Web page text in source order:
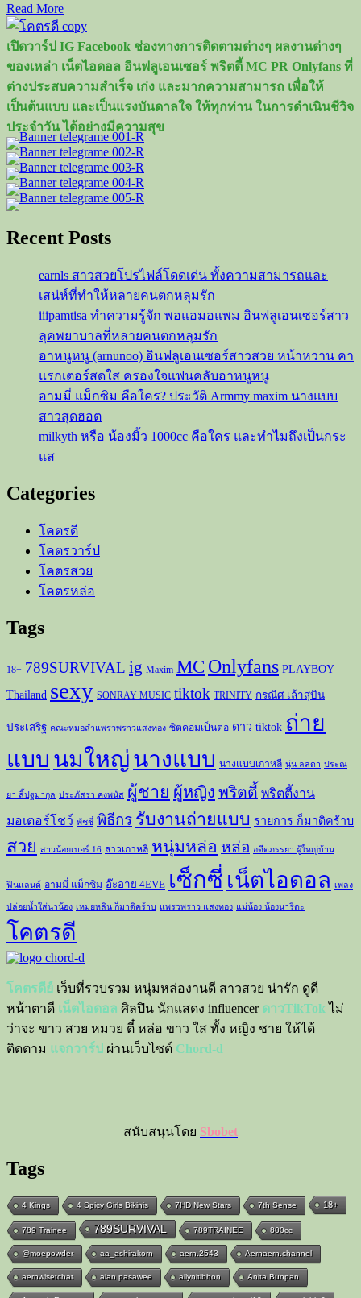
Read MoreRead
more
about
เปิด
วาร์
ป
ปี
ใหม่
ธารา
รัตน์
สาว
คน
ที่
กา
รัน
ตี
ได้
เลย
ว่า
เธอ
นั้น
เกิน
บรรยาย
เปิดวาร์ป IG Facebook ช่องทางการติดตามต่างๆ ผลงานต่างๆ
ของเหล่า เน็ตไอดอล อินฟลูเอนเซอร์ พริตตี้ MC PR Onlyfans ที่
ต่างประสบความสำเร็จ เก่ง และมากความสามารถ เพื่อให้
เป็นต้นแบบ และเป็นแรงบันดาลใจ ให้ทุกท่าน ในการดำเนินชีวิจ
ประจำวัน ได้อย่างมีความสุข
Recent Posts
earnls สาวสวยโปรไฟล์โดดเด่น ทั้งความสามารถและ
เสน่ห์ที่ทำให้หลายคนตกหลุมรัก
iiipamtisa ทำความรู้จัก พอแอมอแพม อินฟลูเอนเซอร์สาว
ลุคพยาบาลที่หลายคนตกหลุมรัก
อาหนูหนู (arnunoo) อินฟลูเอนเซอร์สาวสวย หน้าหวาน คา
แรกเตอร์สดใส ครองใจแฟนคลับอาหนูหนู
อามมี่ แม็กซิม คือใคร? ประวัติ Armmy maxim นางแบบ
สาวสุดฮอต
milkyth หรือ น้องมิ้ว 1000cc คือใคร และทำไมถึงเป็นกระ
แส
Categories
โคตรดี
โคตรวาร์ป
โคตรสวย
โคตรหล่อ
Tags
18+ 789SURVIVAL ig Maxim MC Onlyfans PLAYBOY
Thailand sexy SONRAY MUSIC tiktok TRINITY กรณิศ เล้าสุบิน
ประเสริฐ คณะหมอลำแพรวพราวแสงทอง ซิตคอมเป็นต่อ ดาว tiktok ถ่าย
แบบ นมใหญ่นางแบบ นางแบบเกาหลี นุ่น ลลดา ประณ
ยา ลี้ปฐมากุล ประภัสรา คงพนัส ผู้ชาย ผู้หญิง พริตตี้ พริตตี้งาน
มอเตอร์โชว์ พัชชี่ พิธีกร รับงานถ่ายแบบ รายการ ก็มาดิคร้าบ
สวย สาวน้อยเบอร์ 16 สาวเกาหลี หนุ่มหล่อ หล่อ อดีตภรรยา ผู้ใหญ่บ้าน
ฟินแลนด์ อามมี่ แม็กซิม อ๊ะอาย 4EVE เซ็กซี่ เน็ตไอดอล เพลง
ปล่อยน้ำใส่นาน้อง เหมยหลิน ก็มาดิคร้าบ แพรวพราว แสงทอง แม่น้อง น้องนาริตะ
โคตรดี
โคตรดีย์ เว็บที่รวบรวม หนุ่มหล่องานดี สาวสวย น่ารัก ดูดี
หน้าตาดี เน็ตไอดอล ศิลปิน นักแสดง influencer ดาวTikTok ไม่
ว่าจะ ขาว สวย หมวย ตี๋ หล่อ ขาว ใส ทั้ง หญิง ชาย ให้ได้
ติดตาม แจกวาร์ป ผ่านเว็บไซต์ Chord-d
สนับสนุนโดย Sbobet
Tags
4 Kings 4 Spicy Girls Bikinis 7HD New Stars 7th Sense 18+
789 Trainee 789SURVIVAL 789TRAINEE 800cc
@moepowder aa_ashirakorn aern.2543 Aernaern.channel
aernwisetchat alan.pasawee allynitibhon Anita Bunpan